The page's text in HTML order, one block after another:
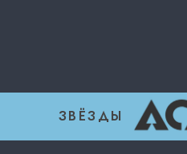
ЗВЁЗДЫ